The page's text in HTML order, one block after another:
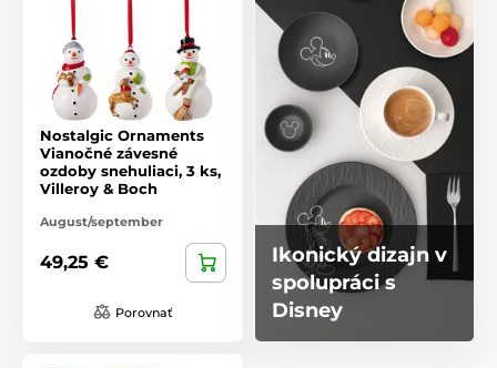
Nostalgic Ornaments
Vianočné závesné
ozdoby snehuliaci, 3 ks,
Villeroy & Boch
August/september
49,25 €
Porovnať
Ikonický dizajn v
spolupráci s
Disney